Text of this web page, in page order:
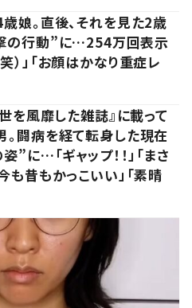
娘。直後、それを見た2歳
の行動”に…254万回表示
）」「お顔はかなり重症レ
を風靡した雑誌』に載って
。闘病を経て転身した現在
”に…「ギャップ！！」「まさ
も昔もかっこいい」「素晴